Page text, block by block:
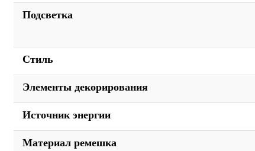
Подсветка
Стиль
Элементы декорирования
Источник энергии
Материал ремешка